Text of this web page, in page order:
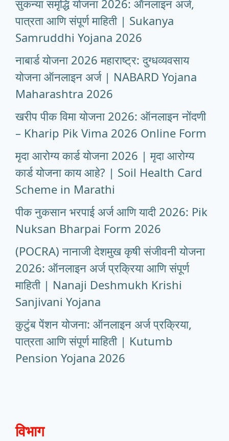
सुकन्या समृद्धि योजना 2026: ऑनलाइन अर्ज,
पात्रता आणि संपूर्ण माहिती | Sukanya
Samruddhi Yojana 2026
नाबार्ड योजना 2026 महाराष्ट्र: दुग्धव्यवसाय
योजना ऑनलाइन अर्ज | NABARD Yojana
Maharashtra 2026
खरीप पीक विमा योजना 2026: ऑनलाइन नोंदणी
– Kharip Pik Vima 2026 Online Form
मृदा आरोग्य कार्ड योजना 2026 | मृदा आरोग्य
कार्ड योजना काय आहे? | Soil Health Card
Scheme in Marathi
पीक नुकसान भरपाई अर्ज आणि यादी 2026: Pik
Nuksan Bharpai Form 2026
(POCRA) नानाजी देशमुख कृषी संजीवनी योजना
2026: ऑनलाइन अर्ज प्रक्रिया आणि संपूर्ण
माहिती | Nanaji Deshmukh Krishi
Sanjivani Yojana
कुटुंब पेंशन योजना: ऑनलाइन अर्ज प्रक्रिया,
पात्रता आणि संपूर्ण माहिती | Kutumb
Pension Yojana 2026
विभाग